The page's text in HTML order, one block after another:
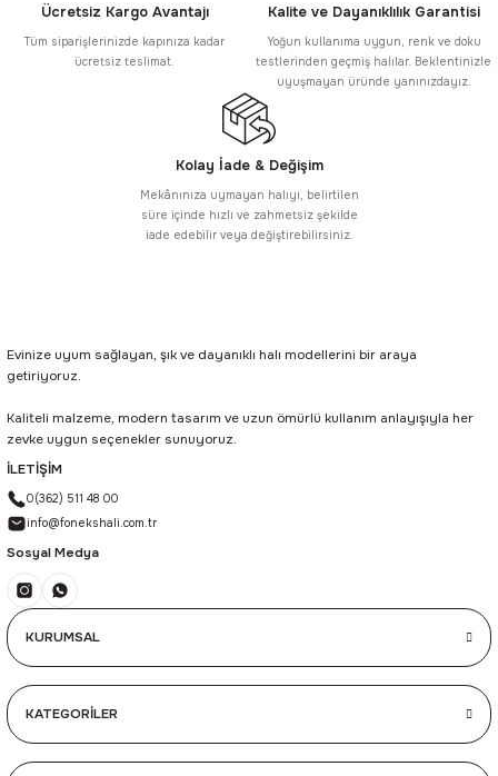
Ücretsiz Kargo Avantajı
Tüm siparişlerinizde kapınıza kadar
ücretsiz teslimat.
Kalite ve Dayanıklılık Garantisi
Yoğun kullanıma uygun, renk ve doku
testlerinden geçmiş halılar. Beklentinizle
uyuşmayan üründe yanınızdayız.
Kolay İade & Değişim
Mekânınıza uymayan halıyı, belirtilen
süre içinde hızlı ve zahmetsiz şekilde
iade edebilir veya değiştirebilirsiniz.
Evinize uyum sağlayan, şık ve dayanıklı halı modellerini bir araya
getiriyoruz.
Kaliteli malzeme, modern tasarım ve uzun ömürlü kullanım anlayışıyla her
zevke uygun seçenekler sunuyoruz.
İLETİŞİM
0(362) 511 48 00
info@fonekshali.com.tr
Sosyal Medya
KURUMSAL
KATEGORİLER